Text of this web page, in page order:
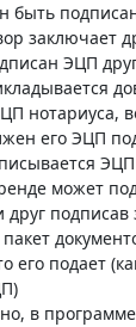
быть
заключает
ЭЦП
нотариуса,
его ЭЦП
ЭЦП
может
друг
пакет
его подает
в